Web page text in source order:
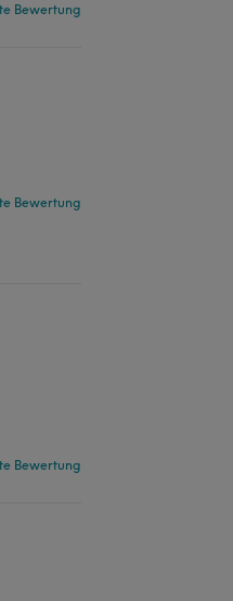
Bewertung
Bewertung
Bewertung